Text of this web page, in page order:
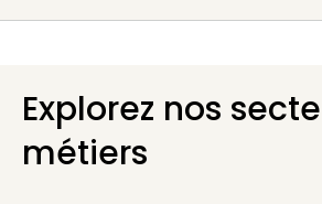
Explorez nos
métiers